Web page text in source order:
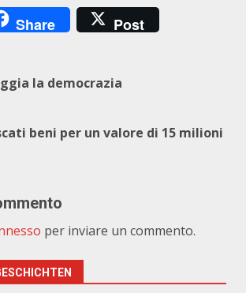
Share Post
la democrazia
beni per un valore di 15 milioni
per inviare un commento.